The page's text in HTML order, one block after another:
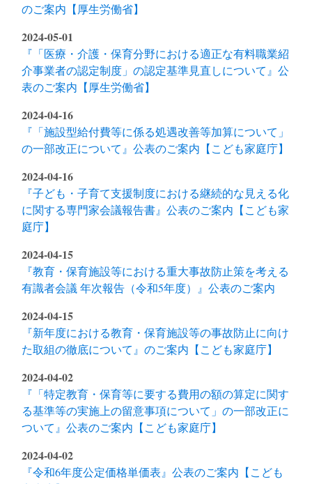
のご案内【厚生労働省】
2024-05-01
『「医療・介護・保育分野における適正な有料職業紹
介事業者の認定制度」の認定基準見直しについて』公
表のご案内【厚生労働省】
2024-04-16
『「施設型給付費等に係る処遇改善等加算について」
の一部改正について』公表のご案内【こども家庭庁】
2024-04-16
『子ども・子育て支援制度における継続的な見える化
に関する専門家会議報告書』公表のご案内【こども家
庭庁】
2024-04-15
『教育・保育施設等における重大事故防止策を考える
有識者会議 年次報告（令和5年度）』公表のご案内
2024-04-15
『新年度における教育・保育施設等の事故防止に向け
た取組の徹底について』のご案内【こども家庭庁】
2024-04-02
『「特定教育・保育等に要する費用の額の算定に関す
る基準等の実施上の留意事項について」の一部改正に
ついて』公表のご案内【こども家庭庁】
2024-04-02
『令和6年度公定価格単価表』公表のご案内【こども